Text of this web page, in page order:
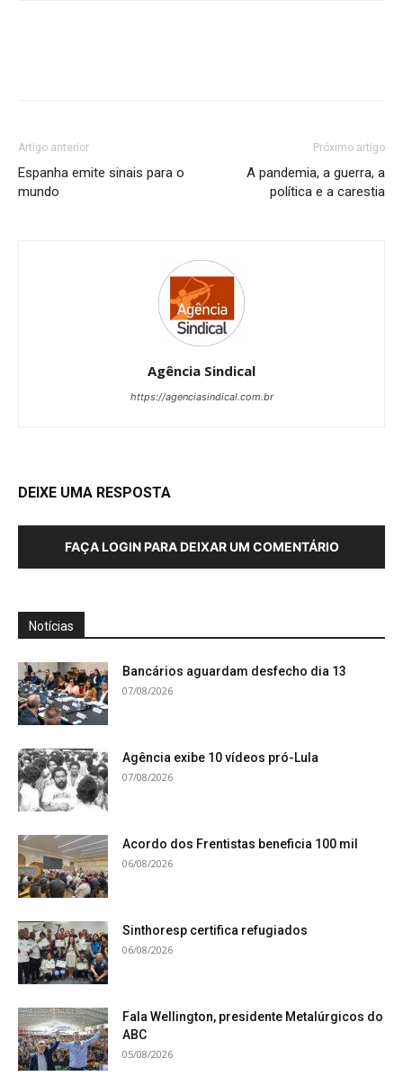
Artigo anterior
Espanha emite sinais para o
mundo
Próximo artigo
A pandemia, a guerra, a
política e a carestia
Agência Sindical
https://agenciasindical.com.br
DEIXE UMA RESPOSTA
FAÇA LOGIN PARA DEIXAR UM COMENTÁRIO
Notícias
Bancários aguardam desfecho dia 13
07/08/2026
Agência exibe 10 vídeos pró-Lula
07/08/2026
Acordo dos Frentistas beneficia 100 mil
06/08/2026
Sinthoresp certifica refugiados
06/08/2026
Fala Wellington, presidente Metalúrgicos do
ABC
05/08/2026